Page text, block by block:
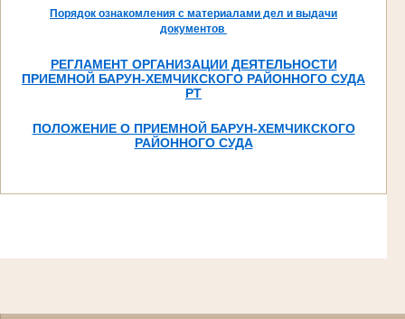
Порядок ознакомления с материалами дел и выдачи
документов
РЕГЛАМЕНТ ОРГАНИЗАЦИИ ДЕЯТЕЛЬНОСТИ
ПРИЕМНОЙ БАРУН-ХЕМЧИКСКОГО РАЙОННОГО СУДА
РТ
ПОЛОЖЕНИЕ О ПРИЕМНОЙ БАРУН-ХЕМЧИКСКОГО
РАЙОННОГО СУДА